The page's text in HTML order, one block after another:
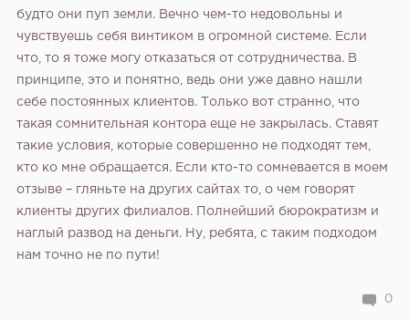
будто они пуп земли. Вечно чем-то недовольны и
чувствуешь себя винтиком в огромной системе. Если
что, то я тоже могу отказаться от сотрудничества. В
принципе, это и понятно, ведь они уже давно нашли
себе постоянных клиентов. Только вот странно, что
такая сомнительная контора еще не закрылась. Ставят
такие условия, которые совершенно не подходят тем,
кто ко мне обращается. Если кто-то сомневается в моем
отзыве – гляньте на других сайтах то, о чем говорят
клиенты других филиалов. Полнейший бюрократизм и
наглый развод на деньги. Ну, ребята, с таким подходом
нам точно не по пути!
0